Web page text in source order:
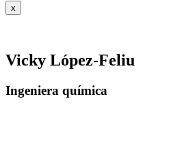
x
Vicky López-Feliu
Ingeniera química